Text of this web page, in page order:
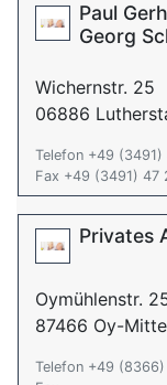
Paul
Georg
Wichernstr. 25
06886
Telefon +49
Fax +49 (3491) 47
Privates
Oymühlenstr.
87466 Oy-
Telefon +49